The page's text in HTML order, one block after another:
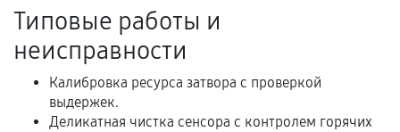
услуг и сроком гарантии.
Документы на установленные комплектующие
и кассовый чек.
Типовые работы и
неисправности
Калибровка ресурса затвора с проверкой
выдержек.
Деликатная чистка сенсора с контролем горячих